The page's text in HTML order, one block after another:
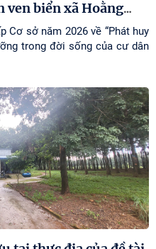
ven biển xã Hoằng…
Cơ sở năm 2026 về “Phát huy
trong đời sống của cư dân